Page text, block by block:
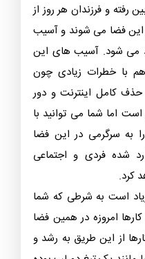
رفته و فرزندان هر روز از
این فضا می شوند و آسیب
می شود. آسیب های این
با خطرات زیادی چون
کامل اینترنت و دور
اما شما می توانید با
به سرگرمی در این فضا
شده فردی و اجتماعی
کرد.
است به شرطی که شما
امروزه در همین فضا
از این طریق به رشد و